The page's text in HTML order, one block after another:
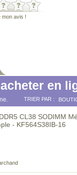
mon avis !
en
TRIER PAR :
CL38 SODIMM
- KF564S38IB-16